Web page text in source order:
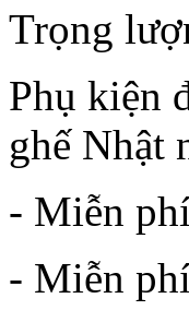
Trọng
Phụ kiện
ghế Nhật
- Miễn
- Miễn